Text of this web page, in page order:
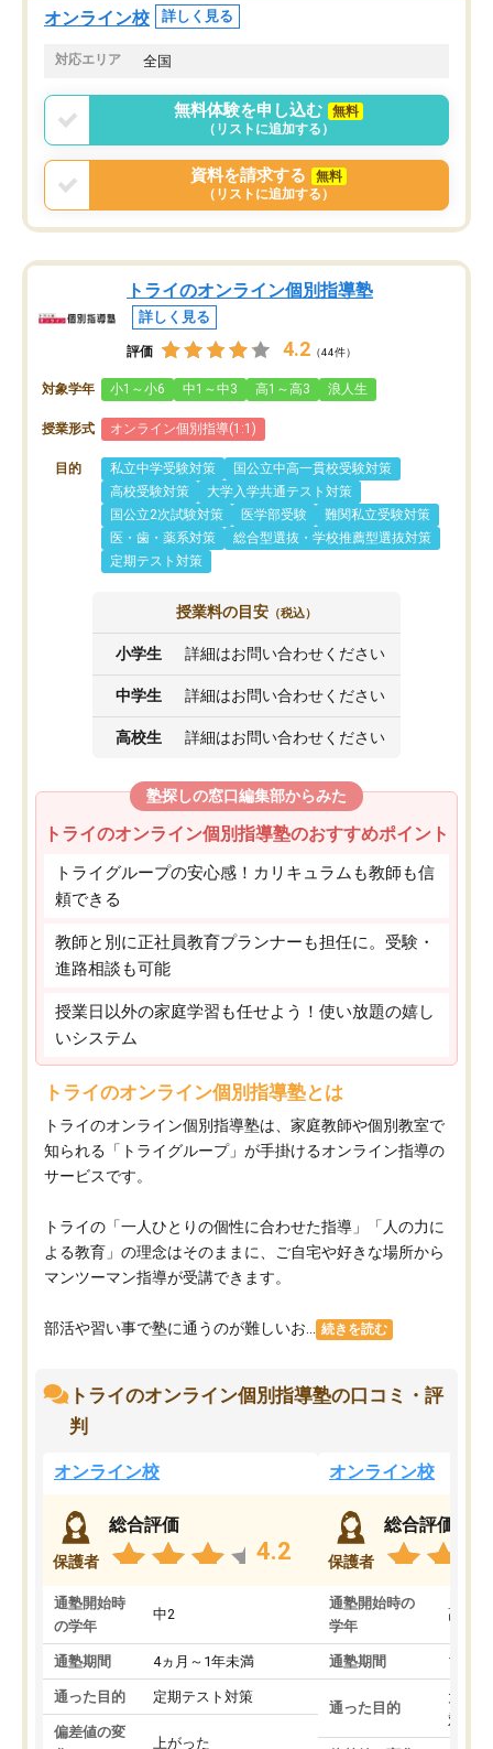
オンラインツールを使用した単語帳の
共有があり宿題もそちらで出される形
でした。
言う事で講師変更の申し出があり、あ
まりに短期での変更だった為、塾に通
う事にして退会しました。遅れも取り
戻せ、授業内容や講師の方は良かった
と思います。
オンライン校 詳しく見る
対応エリア 全国
無料体験を申し込む
無料
（リストに追加する）
資料を請求する
無料
（リストに追加する）
トライのオンライン個別指導塾
詳しく見る
評価 4.2 （44件）
対象学年 小1～小6 中1～中3 高1～高3 浪人生
授業形式 オンライン個別指導(1:1)
目的 私立中学受験対策
国公立中高一貫校受験対策
高校受験対策
大学入学共通テスト対策
国公立2次試験対策
医学部受験
難関私立受験対策
医・歯・薬系対策
総合型選抜・学校推薦型選抜対策
定期テスト対策
授業料の目安 （税込）
小学生 詳細はお問い合わせください
中学生 詳細はお問い合わせください
高校生 詳細はお問い合わせください
塾探しの窓口編集部からみた
トライのオンライン個別指導塾のおすすめポイント
トライグループの安心感！カリキュラムも教師も信
頼できる
教師と別に正社員教育プランナーも担任に。受験・
進路相談も可能
授業日以外の家庭学習も任せよう！使い放題の嬉し
いシステム
トライのオンライン個別指導塾とは
トライのオンライン個別指導塾は、家庭教師や個別教室で
知られる「トライグループ」が手掛けるオンライン指導の
サービスです。
トライの「一人ひとりの個性に合わせた指導」「人の力に
よる教育」の理念はそのままに、ご自宅や好きな場所から
マンツーマン指導が受講できます。
部活や習い事で塾に通うのが難しいお... 続きを読む
トライのオンライン個別指導塾の口コミ・評
判
オンライン校
保護者
総合評価
4.2
通塾開始時
の学年
中2
通塾期間 4ヵ月～1年未満
通った目的 定期テスト対策
偏差値の変
上がった
オンライン校
保護者
総合評価
通塾開始時の
学年
高3
通塾期間 1～3
通った目的
大学
対策